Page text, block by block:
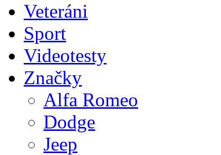
Veteráni
Sport
Videotesty
Značky
Alfa Romeo
Dodge
Jeep